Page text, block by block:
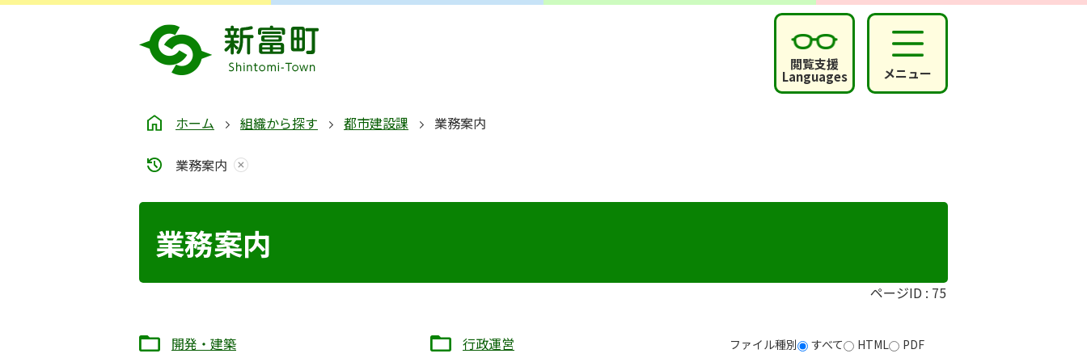
閲覧支援
Languages メニュー
ホーム 組織から探す 都市建設課 業務案内
業務案内
業務案内
ページID : 75
開発・建築 行政運営 ファイル種別 すべて HTML PDF